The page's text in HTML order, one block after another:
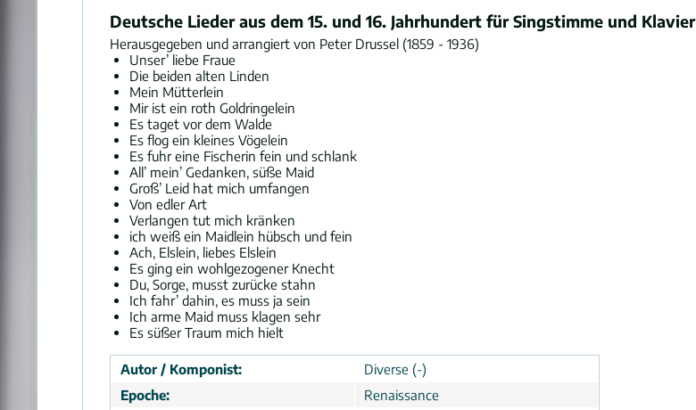
Deutsche Lieder aus dem 15. und 16. Jahrhundert für Singstimme und Klavier
Herausgegeben und arrangiert von Peter Drussel (1859 - 1936)
Unser’ liebe Fraue
Die beiden alten Linden
Mein Mütterlein
Mir ist ein roth Goldringelein
Es taget vor dem Walde
Es flog ein kleines Vögelein
Es fuhr eine Fischerin fein und schlank
All’ mein’ Gedanken, süße Maid
Groß’ Leid hat mich umfangen
Von edler Art
Verlangen tut mich kränken
ich weiß ein Maidlein hübsch und fein
Ach, Elslein, liebes Elslein
Es ging ein wohlgezogener Knecht
Du, Sorge, musst zurücke stahn
Ich fahr’ dahin, es muss ja sein
Ich arme Maid muss klagen sehr
Es süßer Traum mich hielt
Autor / Komponist:
Diverse (-)
Epoche:
Renaissance